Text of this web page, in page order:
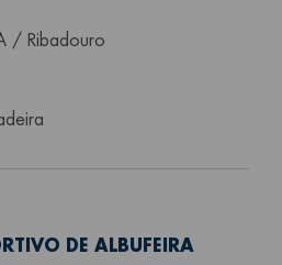
/ Ribadouro
DE ALBUFEIRA